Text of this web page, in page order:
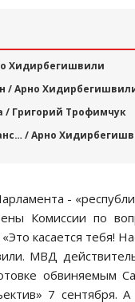
Хидирбегишвили
/ Арно
/ Григорий Трофимчук
/ Арно
-
Комиссии по
касается тебя!
МВД
обвиняемым
7 сентября.